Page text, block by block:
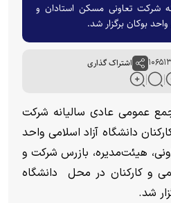
شرکت تعاونی مسکن استادان و
واحد بوکان برگزار شد.
اشتراک گذاری
عمومی عادی سالیانه شرکت
دانشگاه آزاد اسلامی واحد
هیئت‌مدیره، بازرس شرکت و
و کارکنان در محل دانشگاه
شد.